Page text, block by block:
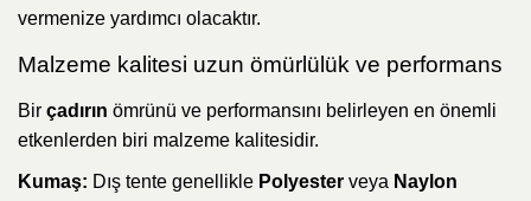
vermenize yardımcı olacaktır.
Malzeme kalitesi uzun ömürlülük ve performans
Bir çadırın ömrünü ve performansını belirleyen en önemli
etkenlerden biri malzeme kalitesidir.
Kumaş: Dış tente genellikle Polyester veya Naylon